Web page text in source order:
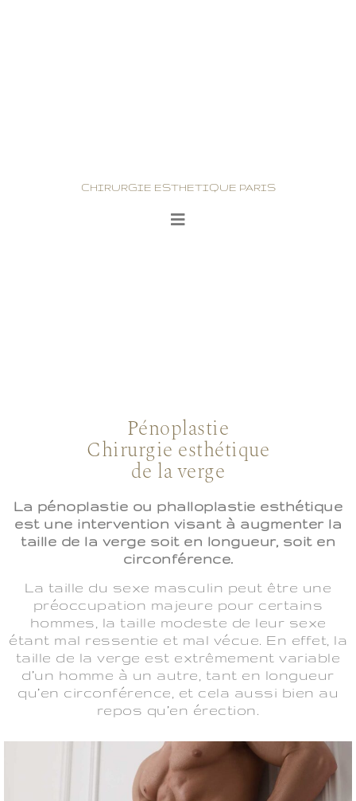
CHIRURGIE ESTHETIQUE PARIS
Pénoplastie
Chirurgie esthétique
de la verge
La pénoplastie ou phalloplastie esthétique
est une intervention visant à augmenter la
taille de la verge soit en longueur, soit en
circonférence.
La taille du sexe masculin peut être une
préoccupation majeure pour certains
hommes, la taille modeste de leur sexe
étant mal ressentie et mal vécue. En effet, la
taille de la verge est extrêmement variable
d’un homme à un autre, tant en longueur
qu’en circonférence, et cela aussi bien au
repos qu’en érection.